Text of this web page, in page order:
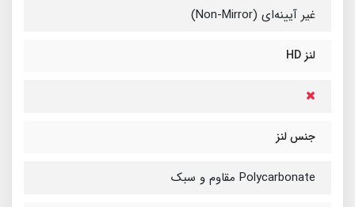
غیر آیینه‌ای (Non-Mirror)
لنز HD
جنس لنز
Polycarbonate مقاوم و سبک